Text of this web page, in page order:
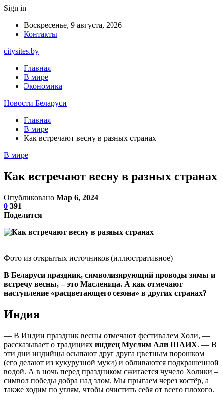
Sign in
Воскресенье, 9 августа, 2026
Контакты
citysites.by
Главная
В мире
Экономика
Новости Беларуси
Главная
В мире
Как встречают весну в разных странах
В мире
Как встречают весну в разных странах
Опубликовано Мар 6, 2024
0 391
Поделится
Фото из открытых источников (иллюстративное)
В Беларуси праздник, символизирующий проводы зимы и
встречу весны, – это Масленица. А как отмечают
наступление «расцветающего сезона» в других странах?
Индия
— В Индии праздник весны отмечают фестивалем Холи, —
рассказывает о традициях индиец Муслим Али ШАИХ. — В
эти дни индийцы осыпают друг друга цветным порошком
(его делают из кукурузной муки) и обливаются подкрашенной
водой. А в ночь перед праздником сжигается чучело Холики –
символ победы добра над злом. Мы прыгаем через костёр, а
также ходим по углям, чтобы очистить себя от всего плохого.